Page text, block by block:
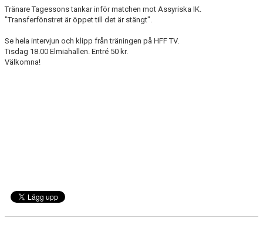
Tränare Tagessons tankar inför matchen mot Assyriska IK.
"Transferfönstret är öppet till det är stängt".
Se hela intervjun och klipp från träningen på HFF TV.
Tisdag 18.00 Elmiahallen. Entré 50 kr.
Välkomna!